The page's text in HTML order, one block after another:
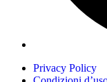
Privacy Policy